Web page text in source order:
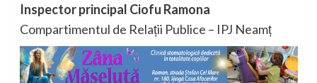
Inspector principal Ciofu Ramona
Compartimentul de Relații Publice – IPJ Neamț